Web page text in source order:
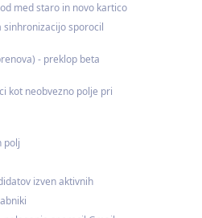
med staro in novo kartico
sinhronizacijo sporocil
- preklop beta
kot neobvezno polje pri
polj
izven aktivnih